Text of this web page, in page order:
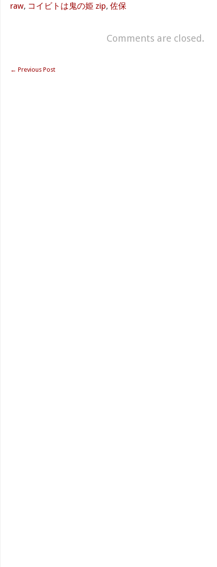
raw, コイビトは鬼の姫 zip, 佐保
Comments are closed.
← Previous Post